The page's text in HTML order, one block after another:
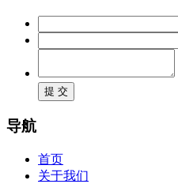
提 交
导航
首页
关于我们